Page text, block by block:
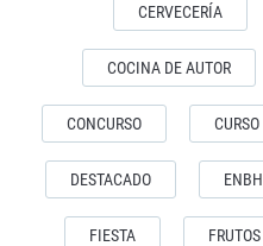
CERVECERÍA
COCINA DE AUTOR
CONCURSO CURSO
DESTACADO
FIESTA